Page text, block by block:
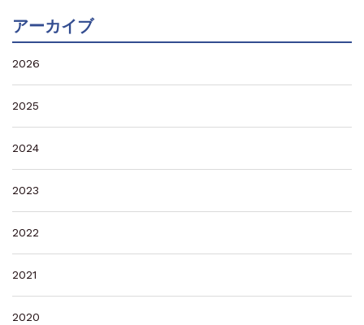
アーカイブ
2026
2025
2024
2023
2022
2021
2020